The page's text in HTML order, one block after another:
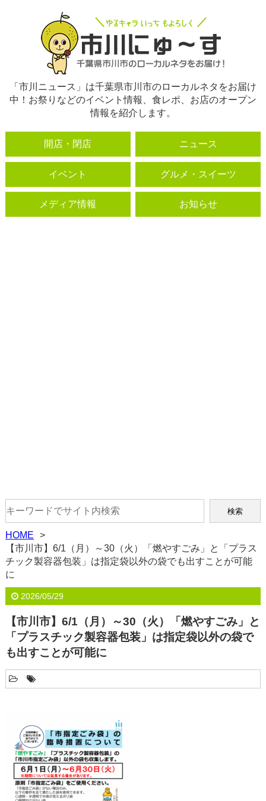
「市川ニュース」は千葉県市川市のローカルネタをお届け
中！お祭りなどのイベント情報、食レポ、お店のオープン
情報を紹介します。
開店・閉店 ニュース
イベント グルメ・スイーツ
メディア情報 お知らせ
HOME
【市川市】6/1（月）～30（火）「燃やすごみ」と「プラス
チック製容器包装」は指定袋以外の袋でも出すことが可能
に
2026/05/29
【市川市】6/1（月）～30（火）「燃やすごみ」と
「プラスチック製容器包装」は指定袋以外の袋で
も出すことが可能に